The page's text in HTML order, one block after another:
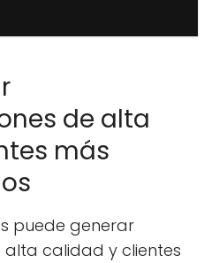
de alta
más
puede generar
calidad y clientes